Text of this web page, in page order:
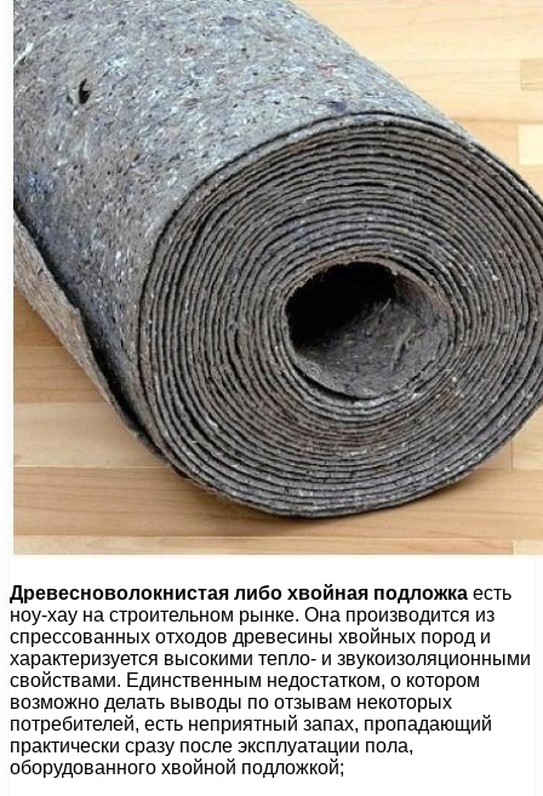
Древесноволокнистая либо хвойная подложка есть
ноу-хау на строительном рынке. Она производится из
спрессованных отходов древесины хвойных пород и
характеризуется высокими тепло- и звукоизоляционными
свойствами. Единственным недостатком, о котором
возможно делать выводы по отзывам некоторых
потребителей, есть неприятный запах, пропадающий
практически сразу после эксплуатации пола,
оборудованного хвойной подложкой;